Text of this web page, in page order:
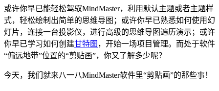
或许你早已能轻松驾驭MindMaster，利用默认主题或者主题样
式，轻松绘制出简单的思维导图；或许你早已熟悉如何使用幻
灯片，连接一台投影仪，进行高级的思维导图遍历演示；或许
你早已学习如何创建甘特图 ，开始一场项目管理。而处于软件
“偏远地带”位置的“剪贴画”，你又了解多少呢？
今天，我们就来八一八MindMaster软件里“剪贴画”的那些事！